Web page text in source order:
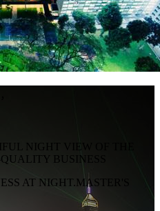
NIGHT VIEW OF THE
BUSINESS
AT NIGHT.MASTER'S